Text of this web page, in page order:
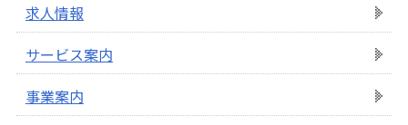
求人情報
サービス案内
事業案内